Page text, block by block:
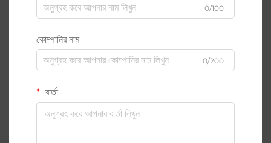
0/100
কোম্পানির নাম
0/200
বার্তা